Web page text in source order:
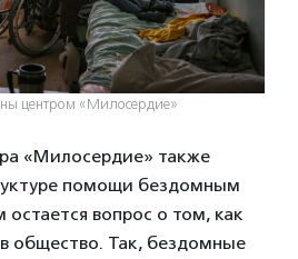
центром «Милосердие»
«Милосердие» также
помощи бездомным
вопрос о том, как
общество. Так, бездомные